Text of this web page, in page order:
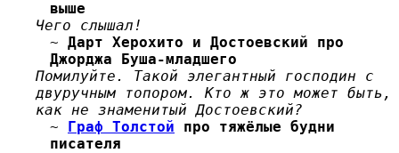
выше
Чего слышал!
~ Дарт Херохито и Достоевский про
Джорджа Буша-младшего
Помилуйте. Такой элегантный господин с
двуручным топором. Кто ж это может быть,
как не знаменитый Достоевский?
~ Граф Толстой про тяжёлые будни
писателя